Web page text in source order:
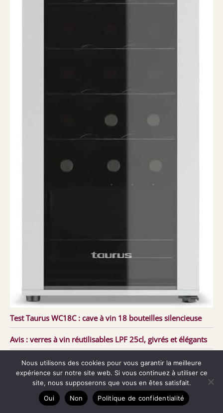
Test Taurus WC18C : cave à vin 18 bouteilles silencieuse
Avis : verres à vin réutilisables LPF 25cl, givrés et élégants
Nous utilisons des cookies pour vous garantir la meilleure
expérience sur notre site web. Si vous continuez à utiliser ce
site, nous supposerons que vous en êtes satisfait.
Oui
Non Politique de confidentialité